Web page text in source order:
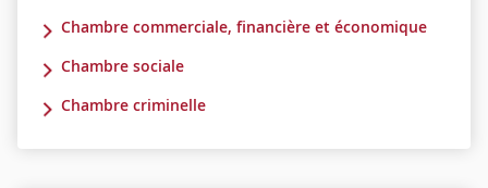
Chambre commerciale, financière et économique
Chambre sociale
Chambre criminelle